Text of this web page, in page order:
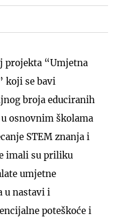
projekta “Umjetna
koji se bavi
broja educiranih
osnovnim školama
STEM znanja i
imali su priliku
umjetne
u nastavi i
poteškoće i